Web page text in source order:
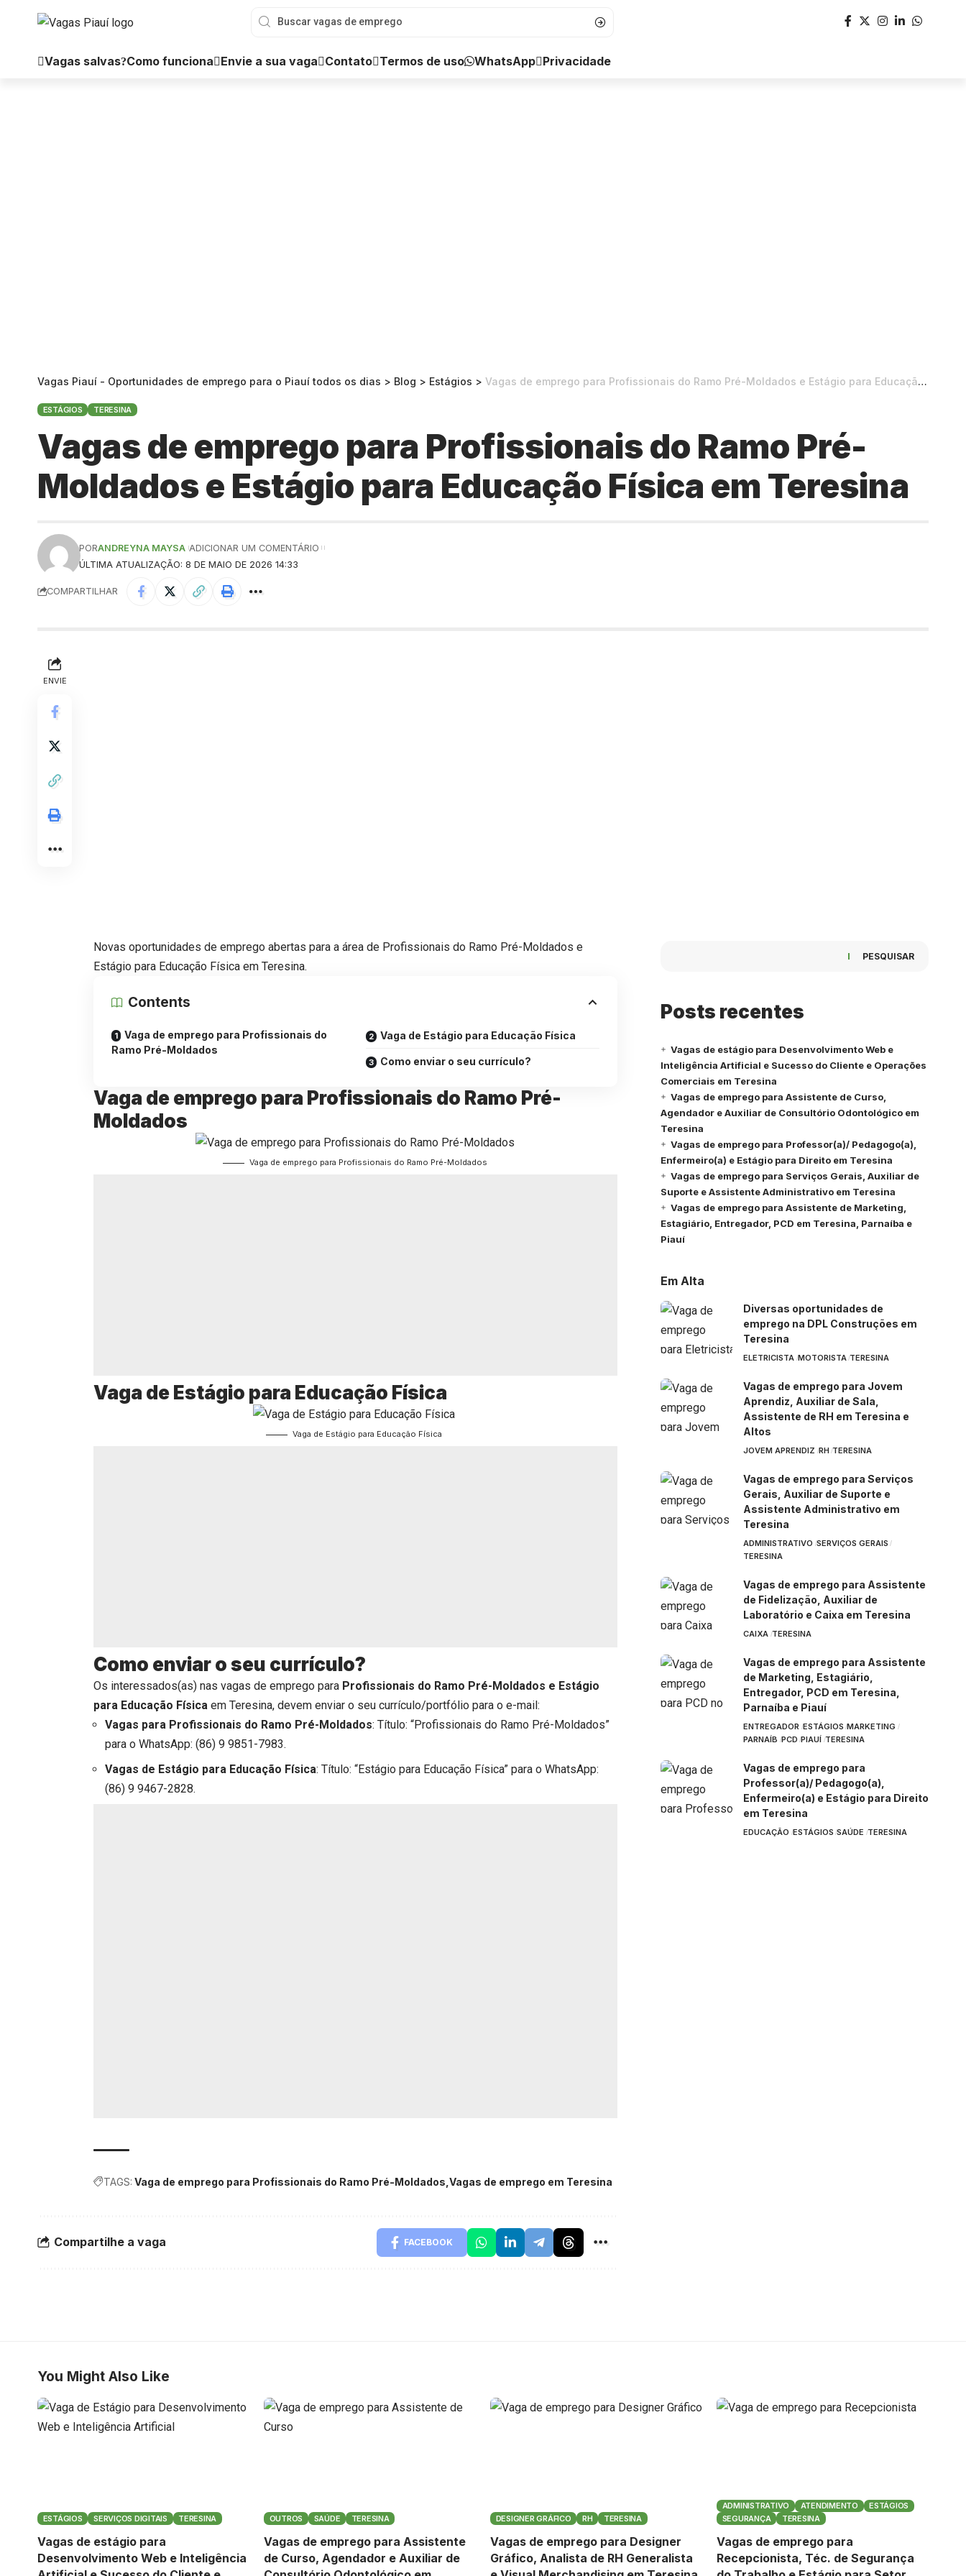
Vagas salvas Como funciona Envie a sua vaga Contato Termos de uso WhatsApp Privacidade
Vagas Piauí - Oportunidades de emprego para o Piauí todos os dias > Blog > Estágios > Vagas de emprego para Profissionais do Ramo Pré-Moldados e Estágio para Educação Física em Teresina
ESTÁGIOS TERESINA
Vagas de emprego para Profissionais do Ramo Pré-
Moldados e Estágio para Educação Física em Teresina
ÚLTIMA ATUALIZAÇÃO: 8 DE MAIO DE 2026 14:33
PORANDREYNA MAYSA ADICIONAR UM COMENTÁRIO
COMPARTILHAR
ENVIE
Novas oportunidades de emprego abertas para a área de Profissionais do Ramo Pré-Moldados e
Estágio para Educação Física em Teresina.
Contents
Vaga de emprego para Profissionais do
Ramo Pré-Moldados
Vaga de Estágio para Educação Física
Como enviar o seu currículo?
Vaga de emprego para Profissionais do Ramo Pré-
Moldados
Vaga de emprego para Profissionais do Ramo Pré-Moldados
Vaga de Estágio para Educação Física
Vaga de Estágio para Educação Física
Como enviar o seu currículo?
Os interessados(as) nas vagas de emprego para Profissionais do Ramo Pré-Moldados e Estágio
para Educação Física em Teresina, devem enviar o seu currículo/portfólio para o e-mail:
Vagas para Profissionais do Ramo Pré-Moldados: Título: “Profissionais do Ramo Pré-Moldados”
para o WhatsApp: (86) 9 9851-7983.
Vagas de Estágio para Educação Física: Título: “Estágio para Educação Física” para o WhatsApp:
(86) 9 9467-2828.
TAGS: Vaga de emprego para Profissionais do Ramo Pré-Moldados Vagas de emprego em Teresina
Compartilhe a vaga FACEBOOK
PESQUISAR
Posts recentes
Vagas de estágio para Desenvolvimento Web e
Inteligência Artificial e Sucesso do Cliente e Operações
Comerciais em Teresina
Vagas de emprego para Assistente de Curso,
Agendador e Auxiliar de Consultório Odontológico em
Teresina
Vagas de emprego para Professor(a)/ Pedagogo(a),
Enfermeiro(a) e Estágio para Direito em Teresina
Vagas de emprego para Serviços Gerais, Auxiliar de
Suporte e Assistente Administrativo em Teresina
Vagas de emprego para Assistente de Marketing,
Estagiário, Entregador, PCD em Teresina, Parnaíba e
Piauí
Em Alta
Diversas oportunidades de
emprego na DPL Construções em
Teresina
ELETRICISTA MOTORISTA TERESINA
Vagas de emprego para Jovem
Aprendiz, Auxiliar de Sala,
Assistente de RH em Teresina e
Altos
JOVEM APRENDIZ RH TERESINA
Vagas de emprego para Serviços
Gerais, Auxiliar de Suporte e
Assistente Administrativo em
Teresina
ADMINISTRATIVO SERVIÇOS GERAIS
TERESINA
Vagas de emprego para Assistente
de Fidelização, Auxiliar de
Laboratório e Caixa em Teresina
CAIXA TERESINA
Vagas de emprego para Assistente
de Marketing, Estagiário,
Entregador, PCD em Teresina,
Parnaíba e Piauí
ENTREGADOR ESTÁGIOS MARKETING
PARNAÍB PCD PIAUÍ TERESINA
Vagas de emprego para
Professor(a)/ Pedagogo(a),
Enfermeiro(a) e Estágio para Direito
em Teresina
EDUCAÇÃO ESTÁGIOS SAÚDE TERESINA
You Might Also Like
ESTÁGIOS SERVIÇOS DIGITAIS TERESINA
Vagas de estágio para
Desenvolvimento Web e Inteligência
OUTROS SAÚDE TERESINA
Vagas de emprego para Assistente
de Curso, Agendador e Auxiliar de
DESIGNER GRÁFICO RH TERESINA
Vagas de emprego para Designer
Gráfico, Analista de RH Generalista
ADMINISTRATIVO ATENDIMENTO
ESTÁGIOS
SEGURANÇA
TERESINA
Vagas de emprego para
Recepcionista, Téc. de Segurança